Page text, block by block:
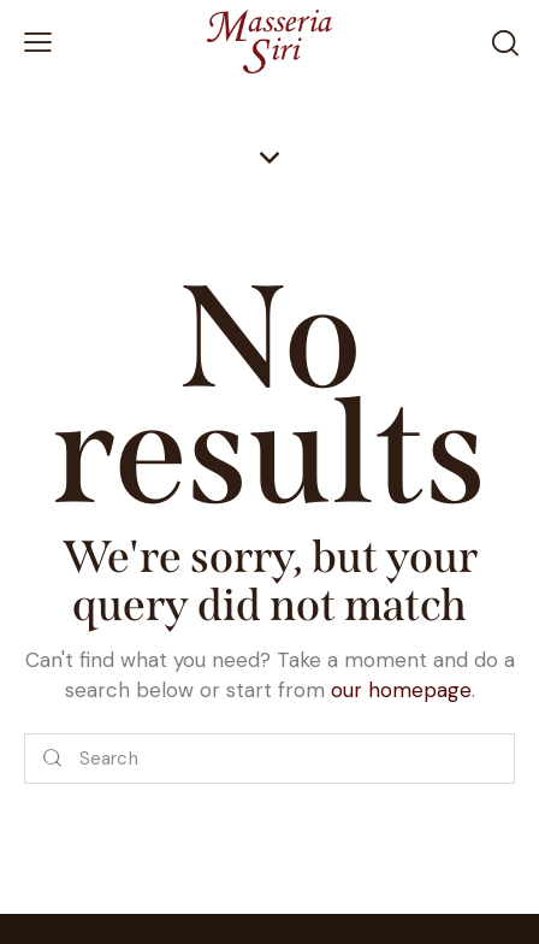
No
results
We're sorry, but your
query did not match
Can't find what you need? Take a moment and do a
search below or start from our homepage.